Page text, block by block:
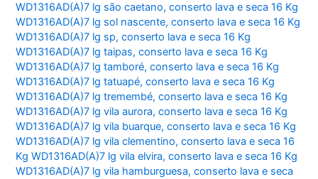
WD1316AD(A)7 lg são caetano,conserto lava e seca 16 Kg
WD1316AD(A)7 lg sol nascente,conserto lava e seca 16 Kg
WD1316AD(A)7 lg sp,conserto lava e seca 16 Kg
WD1316AD(A)7 lg taipas,conserto lava e seca 16 Kg
WD1316AD(A)7 lg tamboré,conserto lava e seca 16 Kg
WD1316AD(A)7 lg tatuapé,conserto lava e seca 16 Kg
WD1316AD(A)7 lg tremembé,conserto lava e seca 16 Kg
WD1316AD(A)7 lg vila aurora,conserto lava e seca 16 Kg
WD1316AD(A)7 lg vila buarque,conserto lava e seca 16 Kg
WD1316AD(A)7 lg vila clementino,conserto lava e seca 16
Kg WD1316AD(A)7 lg vila elvira,conserto lava e seca 16 Kg
WD1316AD(A)7 lg vila hamburguesa,conserto lava e seca